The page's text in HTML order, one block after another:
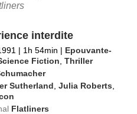
interdite
| 1h 54min | Epouvante-
Fiction ,Thriller
Sutherland ,Julia Roberts
Flatliners